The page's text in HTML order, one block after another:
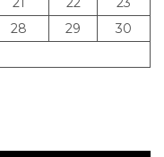
28 29
30